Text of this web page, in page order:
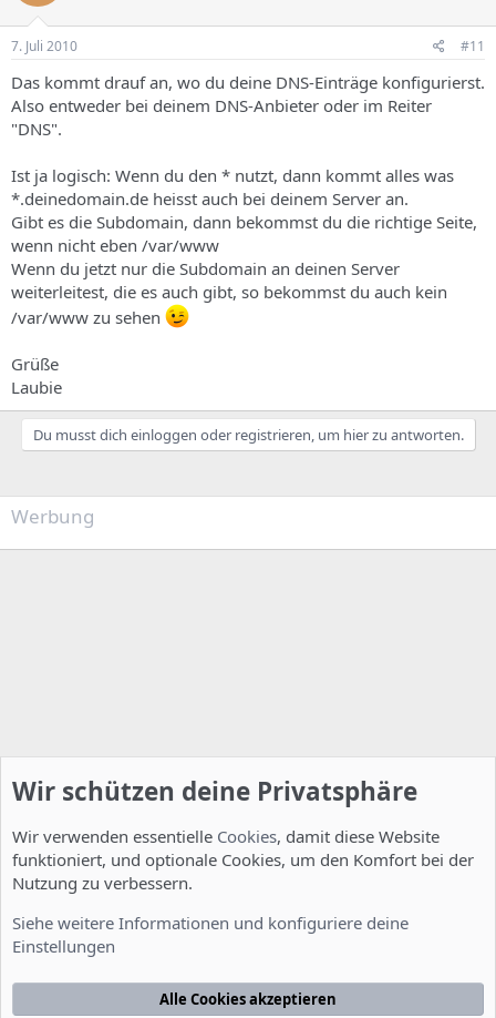
7. Juli 2010 #11
Das kommt drauf an, wo du deine DNS-Einträge konfigurierst.
Also entweder bei deinem DNS-Anbieter oder im Reiter
"DNS".
Ist ja logisch: Wenn du den * nutzt, dann kommt alles was
*.deinedomain.de heisst auch bei deinem Server an.
Gibt es die Subdomain, dann bekommst du die richtige Seite,
wenn nicht eben /var/www
Wenn du jetzt nur die Subdomain an deinen Server
weiterleitest, die es auch gibt, so bekommst du auch kein
/var/www zu sehen
Grüße
Laubie
Du musst dich einloggen oder registrieren, um hier zu antworten.
Werbung
Nutzungsbedingungen Datenschutzerklärung
Startseite
Wir schützen deine Privatsphäre
Wir verwenden essentielle Cookies, damit diese Website
funktioniert, und optionale Cookies, um den Komfort bei der
Nutzung zu verbessern.
Siehe weitere Informationen und konfiguriere deine
Einstellungen
Alle Cookies akzeptieren